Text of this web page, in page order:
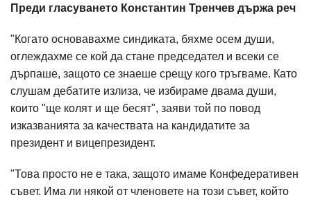
Преди гласуването Константин Тренчев държа реч
"Когато основавахме синдиката, бяхме осем души,
оглеждахме се кой да стане председател и всеки се
дърпаше, защото се знаеше срещу кого тръгваме. Като
слушам дебатите излиза, че избираме двама души,
които "ще колят и ще бесят", заяви той по повод
изказванията за качествата на кандидатите за
президент и вицепрезидент.
"Това просто не е така, защото имаме Конфедеративен
съвет. Има ли някой от членовете на този съвет, който